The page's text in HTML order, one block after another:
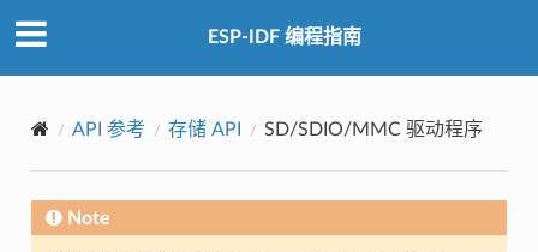
ESP-IDF 编程指南
API 参考 存储 API SD/SDIO/MMC 驱动程序
Note